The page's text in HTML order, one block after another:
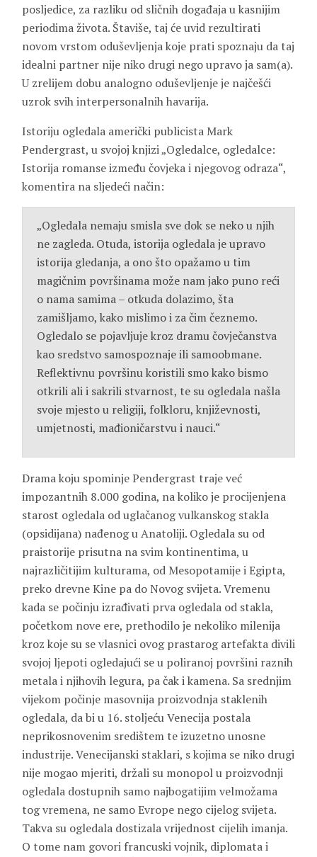
posljedice, za razliku od sličnih događaja u kasnijim
periodima života. Štaviše, taj će uvid rezultirati
novom vrstom oduševljenja koje prati spoznaju da taj
idealni partner nije niko drugi nego upravo ja sam(a).
U zrelijem dobu analogno oduševljenje je najčešći
uzrok svih interpersonalnih havarija.
Istoriju ogledala američki publicista Mark
Pendergrast, u svojoj knjizi „Ogledalce, ogledalce:
Istorija romanse između čovjeka i njegovog odraza“,
komentira na sljedeći način:
„Ogledala nemaju smisla sve dok se neko u njih
ne zagleda. Otuda, istorija ogledala je upravo
istorija gledanja, a ono što opažamo u tim
magičnim površinama može nam jako puno reći
o nama samima – otkuda dolazimo, šta
zamišljamo, kako mislimo i za čim čeznemo.
Ogledalo se pojavljuje kroz dramu čovječanstva
kao sredstvo samospoznaje ili samoobmane.
Reflektivnu površinu koristili smo kako bismo
otkrili ali i sakrili stvarnost, te su ogledala našla
svoje mjesto u religiji, folkloru, književnosti,
umjetnosti, mađioničarstvu i nauci.“
Drama koju spominje Pendergrast traje već
impozantnih 8.000 godina, na koliko je procijenjena
starost ogledala od uglačanog vulkanskog stakla
(opsidijana) nađenog u Anatoliji. Ogledala su od
praistorije prisutna na svim kontinentima, u
najrazličitijim kulturama, od Mesopotamije i Egipta,
preko drevne Kine pa do Novog svijeta. Vremenu
kada se počinju izrađivati prva ogledala od stakla,
početkom nove ere, prethodilo je nekoliko milenija
kroz koje su se vlasnici ovog prastarog artefakta divili
svojoj ljepoti ogledajući se u poliranoj površini raznih
metala i njihovih legura, pa čak i kamena. Sa srednjim
vijekom počinje masovnija proizvodnja staklenih
ogledala, da bi u 16. stoljeću Venecija postala
neprikosnovenim središtem te izuzetno unosne
industrije. Venecijanski staklari, s kojima se niko drugi
nije mogao mjeriti, držali su monopol u proizvodnji
ogledala dostupnih samo najbogatijim velmožama
tog vremena, ne samo Evrope nego cijelog svijeta.
Takva su ogledala dostizala vrijednost cijelih imanja.
O tome nam govori francuski vojnik, diplomata i